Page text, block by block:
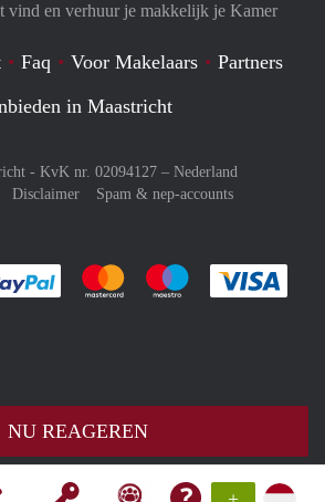
NU REAGEREN
vind en verhuur je makkelijk je Kamer
Faq Voor Makelaars
Partners
in Maastricht
- KvK nr. 02094127 – Nederland
Disclaimer
Spam & nep-accounts
Je rekent gemakkelijk af met Paypal
Je rekent gemakkelijk af met
Je rekent